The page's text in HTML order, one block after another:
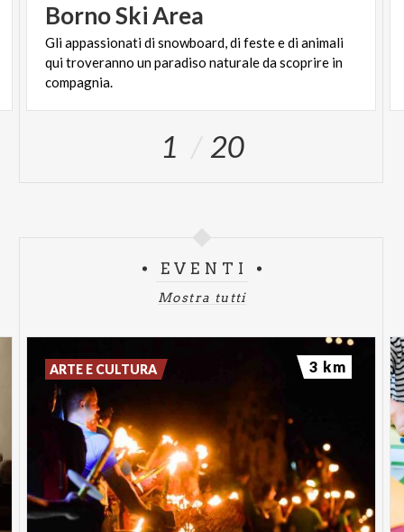
BornoSkiArea
Gli appassionati di snowboard, di feste e di animali
qui troveranno un paradiso naturale da scoprire in
compagnia.
1 20
EVENTI
Mostra tutti
ARTE E CULTURA 3 km